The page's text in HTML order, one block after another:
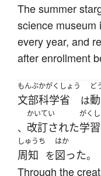
The summer
science museum
every year, and
after enrollment
もんぶかがくしょう
文部科学省 は
ど
、
かいてい
改訂された
がく
学
しゅうち
周知 を
はか
図った。
Through the